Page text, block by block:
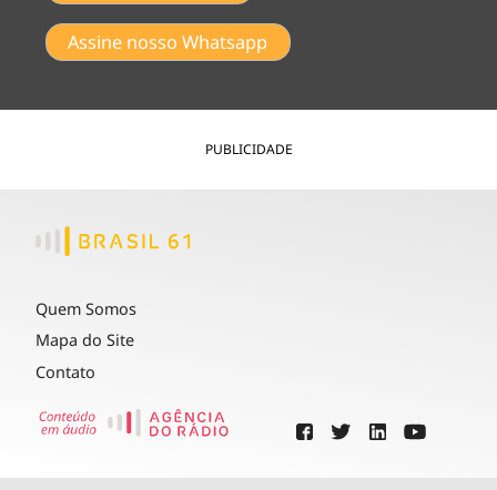
Assine nosso Whatsapp
PUBLICIDADE
Quem Somos
Mapa do Site
Contato